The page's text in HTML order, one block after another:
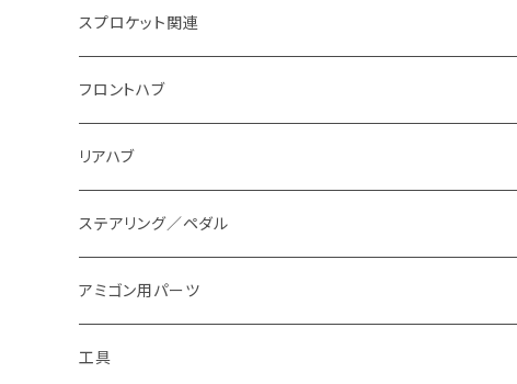
スプロケット関連
翼～AKIRA~
匠
アミゴン
スプロケット本体
フロントハブ
リアハブ
ステアリング／ペダル
アミゴン用パーツ
工具